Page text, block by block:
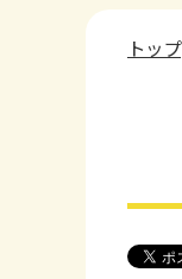
トップ